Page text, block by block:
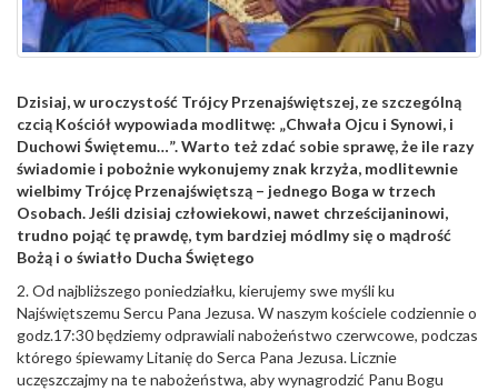
Dzisiaj, w uroczystość Trójcy Przenajświętszej, ze szczególną
czcią Kościół wypowiada modlitwę: „Chwała Ojcu i Synowi, i
Duchowi Świętemu…”. Warto też zdać sobie sprawę, że ile razy
świadomie i pobożnie wykonujemy znak krzyża, modlitewnie
wielbimy Trójcę Przenajświętszą – jednego Boga w trzech
Osobach. Jeśli dzisiaj człowiekowi, nawet chrześcijaninowi,
trudno pojąć tę prawdę, tym bardziej módlmy się o mądrość
Bożą i o światło Ducha Świętego
2. Od najbliższego poniedziałku, kierujemy swe myśli ku
Najświętszemu Sercu Pana Jezusa. W naszym kościele codziennie o
godz.17:30 będziemy odprawiali nabożeństwo czerwcowe, podczas
którego śpiewamy Litanię do Serca Pana Jezusa. Licznie
uczęszczajmy na te nabożeństwa, aby wynagrodzić Panu Bogu